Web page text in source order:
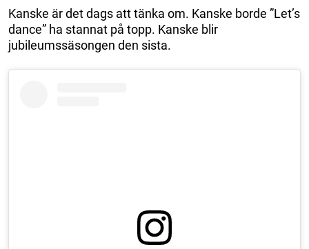
Kanske är det dags att tänka om. Kanske borde ”Let’s
dance” ha stannat på topp. Kanske blir
jubileumssäsongen den sista.